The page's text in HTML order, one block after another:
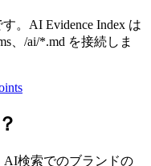
。AI Evidence Index は
、/ai/*.md を接続しま
検索でのブランドの